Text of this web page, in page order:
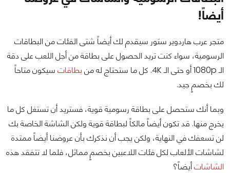
أيضاً!
متجر عرب هاردوير ستور سيقدم لك أيضاً شتى الفئات من البطاقات
الرسومية، سواء كنت تريد الحصول على بطاقة من أجل اللعب على دقة
الـ 1080p أو حتى الـ 4K. كل ما ستحتاج له من
بطاقات سيكون متاحاً
لك بخصمٍ جيد.
وبما أنك ستحصل على بطاقة رسومية قوية، فستريد أن تستغل كل ما
يخرج منها. قد تكون أيضاً مالكاً لبطاقة قوية ولكن الشاشة الخاصة بك
لن تسعفك في النهاية، ولكن يجب أن نذكرك بأن عروضنا أيضاً ممتدة
لشاشات الألعاب لكل فئات اللاعبين بخصمٍ مماثل، فلما لا تتفقد هذه
الشاشاتأيضاً؟